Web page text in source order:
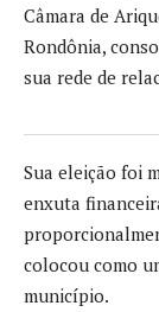
Câmara de
Rondônia,
sua rede de
Sua eleição foi
enxuta
colocou como
município.